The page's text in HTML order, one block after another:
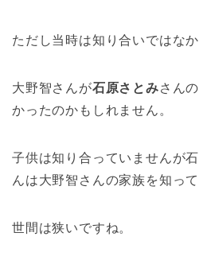
ただし当時は知り合いではな
大野智さんが石原さとみさん
かったのかもしれません。
子供は知り合っていませんが
んは大野智さんの家族を知っ
世間は狭いですね。